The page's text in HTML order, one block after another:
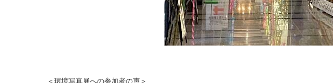
＜環境写真展への参加者の声＞